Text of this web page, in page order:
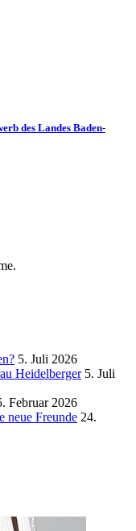
des Landes Baden-
5. Juli 2026
Heidelberger 5. Juli
Februar 2026
neue Freunde 24.